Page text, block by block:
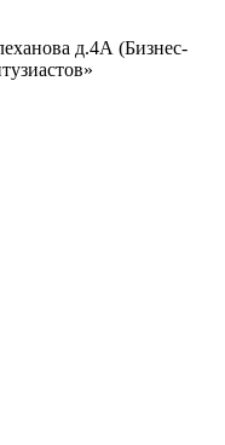
д.4А (Бизнес-